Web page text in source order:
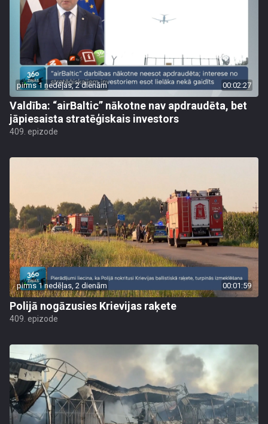
pirms 1 nedēļas, 2 dienām 00:02:27
Valdība: “airBaltic” nākotne nav apdraudēta, bet
jāpiesaista stratēģiskais investors
409. epizode
pirms 1 nedēļas, 2 dienām 00:01:59
Polijā nogāzusies Krievijas raķete
409. epizode